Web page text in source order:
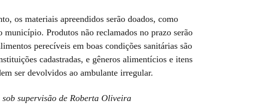
os materiais apreendidos serão doados, como
Produtos não reclamados no prazo serão
perecíveis em boas condições sanitárias são
cadastradas, e gêneros alimentícios e itens
ser devolvidos ao ambulante irregular.
supervisão de Roberta Oliveira